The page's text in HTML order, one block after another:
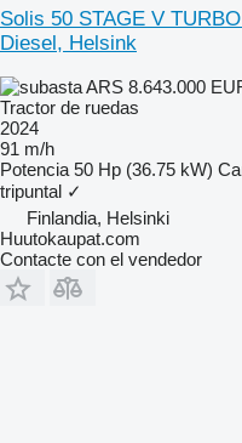
Solis 50 STAGE V
Diesel, Helsink
ARS 8.643.000
Tractor de ruedas
2024
91 m/h
Potencia 50 Hp (36.75 kW)
tripuntal ✓
Finlandia, Helsinki
Huutokaupat.com
Contacte con el vendedor